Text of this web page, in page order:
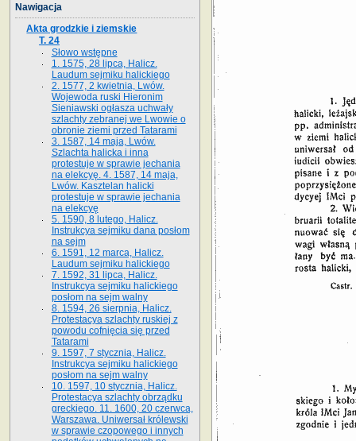
Nawigacja
Akta grodzkie i ziemskie
T. 24
Słowo wstępne
1. 1575, 28 lipca, Halicz.
Laudum sejmiku halickiego
2. 1577, 2 kwietnia, Lwów.
Wojewoda ruski Hieronim
Sieniawski ogłasza uchwały
szlachty zebranej we Lwowie o
obronie ziemi przed Tatarami
3. 1587, 14 maja, Lwów.
Szlachta halicka i inna
protestuje w sprawie jechania
na elekcyę. 4. 1587, 14 maja,
Lwów. Kasztelan halicki
protestuje w sprawie jechania
na elekcyę
5. 1590, 8 lutego, Halicz.
Instrukcya sejmiku dana posłom
na sejm
6. 1591, 12 marca, Halicz.
Laudum sejmiku halickiego
7. 1592, 31 lipca, Halicz.
Instrukcya sejmiku halickiego
posłom na sejm walny
8. 1594, 26 sierpnia, Halicz.
Protestacya szlachty ruskiej z
powodu cofnięcia się przed
Tatarami
9. 1597, 7 stycznia, Halicz.
Instrukcya sejmiku halickiego
posłom na sejm walny
10. 1597, 10 stycznia, Halicz.
Protestacya szlachty obrządku
greckiego. 11. 1600, 20 czerwca,
Warszawa. Uniwersał królewski
w sprawie czopowego i innych